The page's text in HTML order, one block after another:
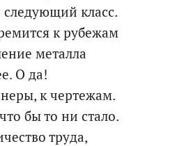
класс.
к рубежам
металла
О да!
к чертежам.
бы то ни стало.
труда,